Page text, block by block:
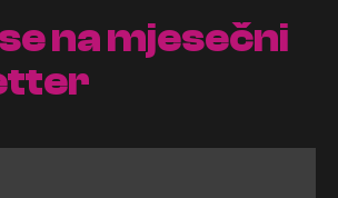
na mjesečni